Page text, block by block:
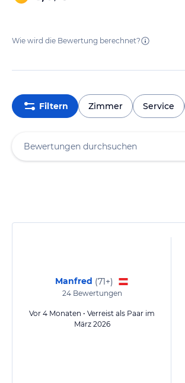
Wie wird die Bewertung berechnet?
Filtern Zimmer Service
Manfred (71+)
24Bewertungen
Vor 4 Monaten • Verreist als Paar im
März 2026